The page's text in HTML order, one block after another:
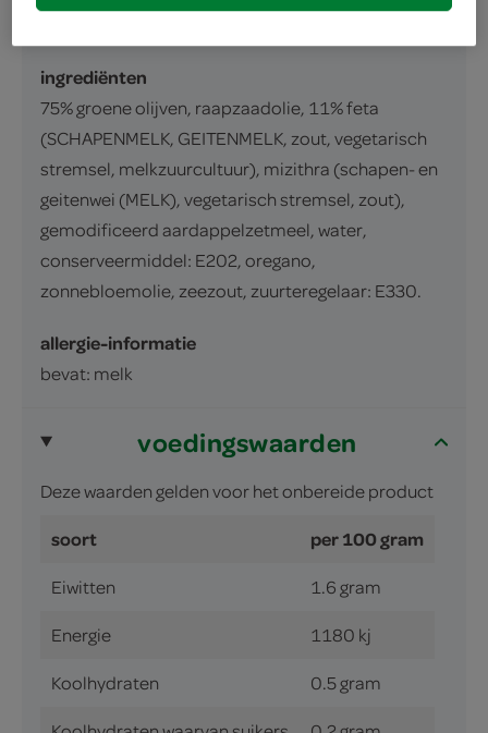
ingrediënten
75% groene olijven, raapzaadolie, 11% feta
(SCHAPENMELK, GEITENMELK, zout, vegetarisch
stremsel, melkzuurcultuur), mizithra (schapen- en
geitenwei (MELK), vegetarisch stremsel, zout),
gemodificeerd aardappelzetmeel, water,
conserveermiddel: E202, oregano,
zonnebloemolie, zeezout, zuurteregelaar: E330.
allergie-informatie
bevat: melk
voedingswaarden
Deze waarden gelden voor het onbereide product
soort per 100 gram
Eiwitten 1.6 gram
Energie 1180 kj
Koolhydraten 0.5 gram